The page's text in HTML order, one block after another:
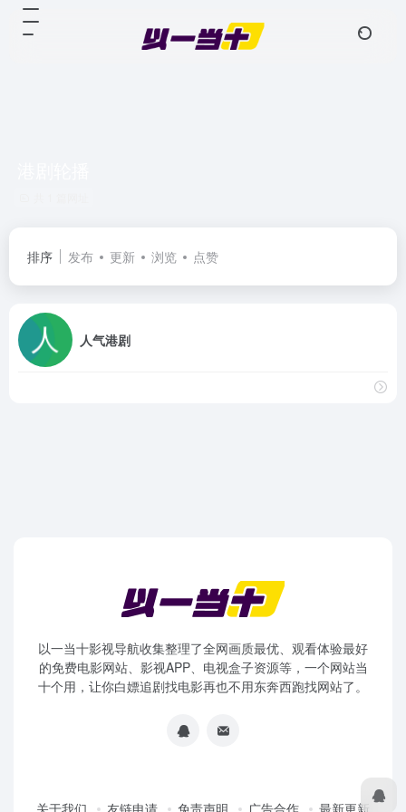
排序 发布 更新 浏览 点赞
人气港剧
以一当十影视导航收集整理了全网画质最优、观看体验最好
的免费电影网站、影视APP、电视盒子资源等，一个网站当
十个用，让你白嫖追剧找电影再也不用东奔西跑找网站了。
关于我们 友链申请 免责声明 广告合作 最新更新